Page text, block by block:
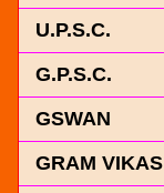
U.P.S.C.
G.P.S.C.
GSWAN
GRAM VIKAS